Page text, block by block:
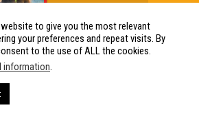
|Click Jogos Pro|Humor wx
Jogos Grátis
em um só lugar. Jogos Friv
to give you the most relevant
your preferences and repeat visits. By
to the use of ALL the cookies.
information.